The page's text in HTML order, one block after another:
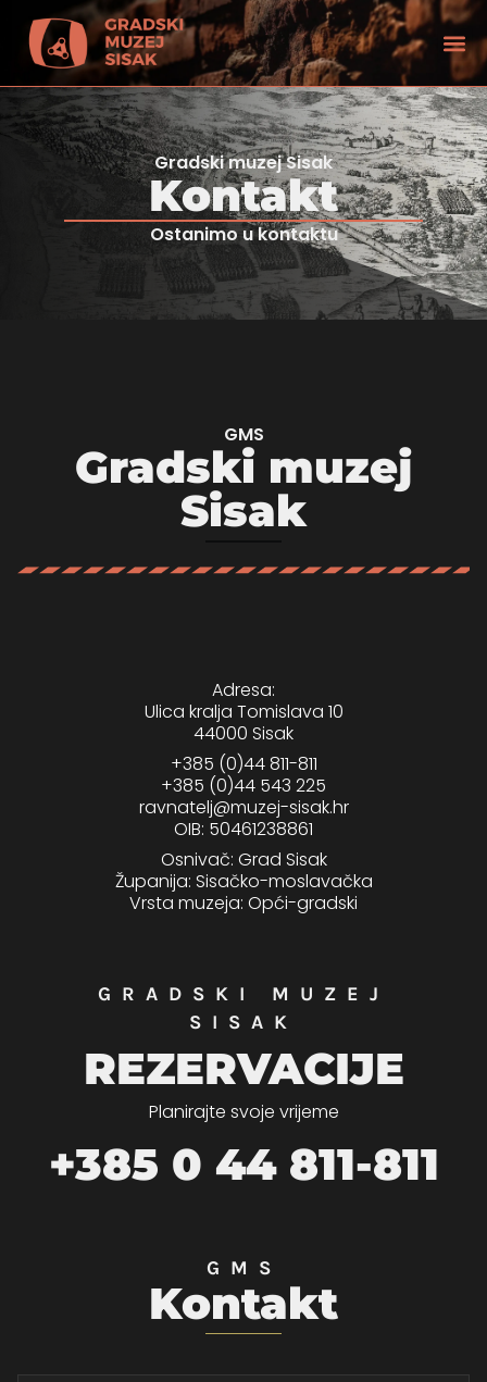
Gradski muzej Sisak
Kontakt
Ostanimo u kontaktu
GMS
Gradski muzej
Sisak
Adresa:
Ulica kralja Tomislava 10
44000 Sisak
+385 (0)44 811-811
+385 (0)44 543 225
ravnatelj@muzej-sisak.hr
OIB: 50461238861
Osnivač: Grad Sisak
Županija: Sisačko-moslavačka
Vrsta muzeja: Opći-gradski
GRADSKI MUZEJ
SISAK
REZERVACIJE
Planirajte svoje vrijeme
+385 0 44 811-811
GMS
Kontakt